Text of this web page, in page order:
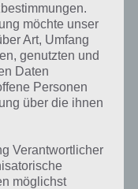
Lösung
am 29.8.2023 in 4
eigentlich und was
auch immer eine
möchte unser
Art, Umfang
genutzten und
Daten
Personen
über die ihnen
Verantwortlicher
möglichst